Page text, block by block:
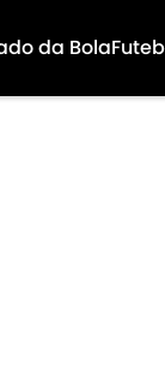
da Bola